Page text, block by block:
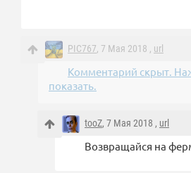
PIC767, 7 Мая 2018 , url
Комментарий скрыт.
показать.
tooZ, 7 Мая 2018 , url
Возвращайся на